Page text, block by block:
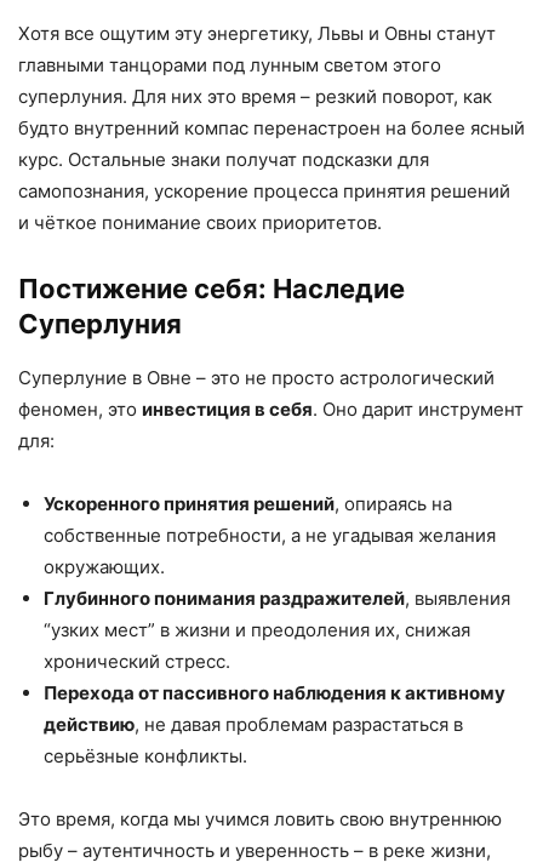
Хотя все ощутим эту энергетику, Львы и Овны станут
главными танцорами под лунным светом этого
суперлуния. Для них это время – резкий поворот, как
будто внутренний компас перенастроен на более ясный
курс. Остальные знаки получат подсказки для
самопознания, ускорение процесса принятия решений
и чёткое понимание своих приоритетов.
Постижение себя: Наследие
Суперлуния
Суперлуние в Овне – это не просто астрологический
феномен, это инвестиция в себя. Оно дарит инструмент
для:
Ускоренного принятия решений, опираясь на
собственные потребности, а не угадывая желания
окружающих.
Глубинного понимания раздражителей, выявления
“узких мест” в жизни и преодоления их, снижая
хронический стресс.
Перехода от пассивного наблюдения к активному
действию, не давая проблемам разрастаться в
серьёзные конфликты.
Это время, когда мы учимся ловить свою внутреннюю
рыбу – аутентичность и уверенность – в реке жизни,